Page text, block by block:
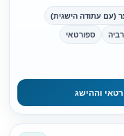
(עם עתודה הישגית)
ספורטאי
וההישג